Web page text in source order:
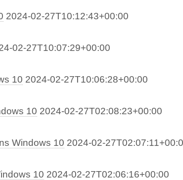
2024-02-27T10:12:43+00:00
02-27T10:07:29+00:00
10 2024-02-27T10:06:28+00:00
10 2024-02-27T02:08:23+00:00
Windows 10 2024-02-
10 2024-02-27T02:06:16+00:00